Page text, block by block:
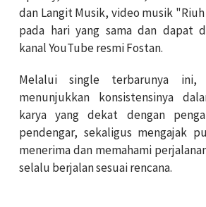
dan Langit Musik, video musik
pada hari yang sama dan dapat
kanal YouTube resmi Fostan.
Melalui single terbarunya ini,
menunjukkan konsistensinya
karya yang dekat dengan
pendengar, sekaligus mengajak
menerima dan memahami
selalu berjalan sesuai rencana.